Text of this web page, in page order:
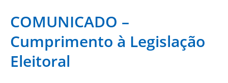
COMUNICADO –
Cumprimento à Legislação
Eleitoral